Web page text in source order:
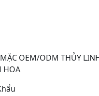
OEM/ODM THỦY
HOA